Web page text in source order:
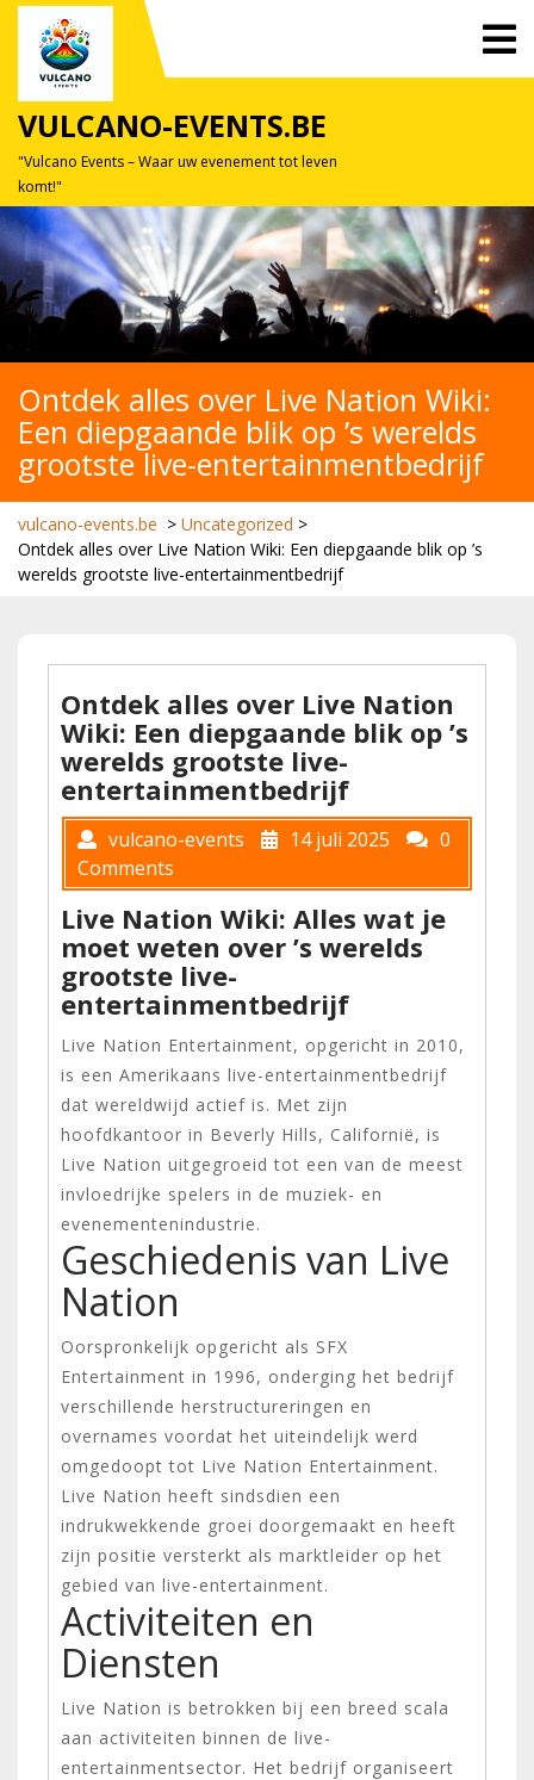
Skip
content
VULCANO-EVENTS.BE
"Vulcano Events – Waar uw evenement tot leven
komt!"
Ontdek alles over Live Nation Wiki:
Een diepgaande blik op ’s werelds
grootste live-entertainmentbedrijf
vulcano-events.be > Uncategorized >
Ontdek alles over Live Nation Wiki: Een diepgaande blik op ’s
werelds grootste live-entertainmentbedrijf
Ontdek alles over Live Nation
Wiki: Een diepgaande blik op ’s
werelds grootste live-
entertainmentbedrijf
vulcano-events 14 juli 2025
0
Comments
Live Nation Wiki: Alles wat je
moet weten over ’s werelds
grootste live-
entertainmentbedrijf
Live Nation Entertainment, opgericht in 2010,
is een Amerikaans live-entertainmentbedrijf
dat wereldwijd actief is. Met zijn
hoofdkantoor in Beverly Hills, Californië, is
Live Nation uitgegroeid tot een van de meest
invloedrijke spelers in de muziek- en
evenementenindustrie.
Geschiedenis van Live
Nation
Oorspronkelijk opgericht als SFX
Entertainment in 1996, onderging het bedrijf
verschillende herstructureringen en
overnames voordat het uiteindelijk werd
omgedoopt tot Live Nation Entertainment.
Live Nation heeft sindsdien een
indrukwekkende groei doorgemaakt en heeft
zijn positie versterkt als marktleider op het
gebied van live-entertainment.
Activiteiten en
Diensten
Live Nation is betrokken bij een breed scala
aan activiteiten binnen de live-
entertainmentsector. Het bedrijf organiseert